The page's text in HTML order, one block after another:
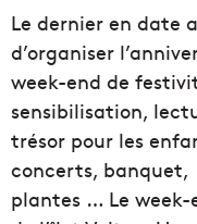
Le dernier en date
d’organiser
week-end de
sensibilisation,
trésor pour les
concerts,
plantes … Le week-